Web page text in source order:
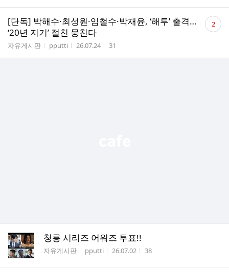
[단독] 박해수·최성원·임철수·박재윤, ‘해투’ 출격…
‘20년 지기’ 절친 뭉친다
게시판명
자유게시판 작성자
pputti 작성시간
26.07.24 조회수
31
댓
글 2
청룡 시리즈 어워즈 투표!!
게시판명
자유게시판 작성자
pputti 작성시간
26.07.02 조회수
38